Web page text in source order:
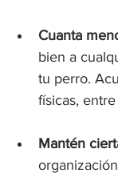
Cuanta
bien a
tu perro.
físicas,
Mantén